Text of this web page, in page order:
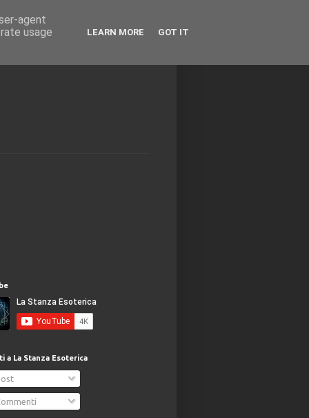
a La Stanza Esoterica
agent
usage
LEARN MORE GOT IT